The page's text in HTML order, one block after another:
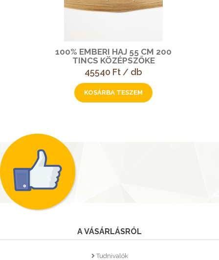
100% EMBERI HAJ 55 CM 200
TINCS KÖZÉPSZŐKE
45540 Ft / db
A VÁSÁRLÁSRÓL
Tudnivalók